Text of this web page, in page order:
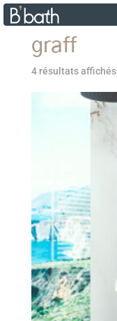
graff
4 résultats affichés